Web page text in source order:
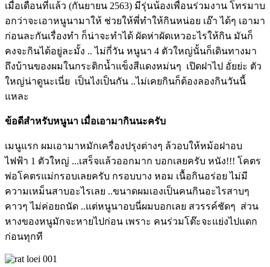
เมื่อเดือนที่แล้ว (กันยายน 2563) มีรุ่นน้องเพื่อนร่วมงาน โทรมาบ
อกว่าจะเอาหนูนามาให้ ช่วยให้พี่ทำให้กินหน่อย เอ๊า ได้ๆ เอามา
ก่อนละกันเรื่องทำ ก็น่าจะทำได้ ผัดห่าผัดเหวอะไรให้กิน มันก็
คงจะกินได้อยู่ละมั้ง .. ไม่กี่วัน หนูนา 4 ตัวใหญ่นั้นก็เดินทางมา
ถึงบ้านของผมในกระติกน้ำแข็งสีแดงหม่นๆ เปิดฝาไป อั่ยย่ะ ตัว
ใหญ่น่าดูนะเนี่ย เป็นไงเป็นกัน ..ไม่เคยกินก็ต้องลองกินวันนี้
แหละ
ข้อดีสำหรับหนูนา เมื่อเอามากินนะครับ
เมนูแรก ผมเอามาหมักเครื่องปรุงต่างๆ ล้วอบให้หม้อฝาอบ
ไฟฟ้า 1 ตัวใหญ่ ...เสร็จแล้วออกมาก บอกเลยครับ หนัง!!! โคตร
พ่อโคตรแม่กรอบเลยครับ กรอบบาง หอม เนื้อกินอร่อย ไม่มี
ความเหม็นสาบอะไรเลย ..ขนาดผมเองเป็นคนกินอะไรสาบๆ
คาวๆ ไม่ค่อยถนัด ..แต่หนูนาอบนี่ผมบอกเลย สวรรค์ชัดๆ ส่วน
หางของหนูมักจะหายไปก่อน เพราะ คนร่วมโต๊ะจะแย่งไปแดก
ก่อนทุกที